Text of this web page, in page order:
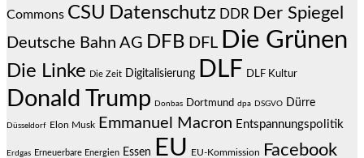
Commons CSU Datenschutz DDR Der Spiegel
Deutsche Bahn AG DFB DFL Die Grünen
Die Linke Die Zeit Digitalisierung DLF DLF Kultur
Donald Trump Donbas Dortmund dpa DSGVO Dürre
Düsseldorf Elon Musk Emmanuel Macron Entspannungspolitik
Erdgas Erneuerbare Energien Essen EU EU-Kommission Facebook